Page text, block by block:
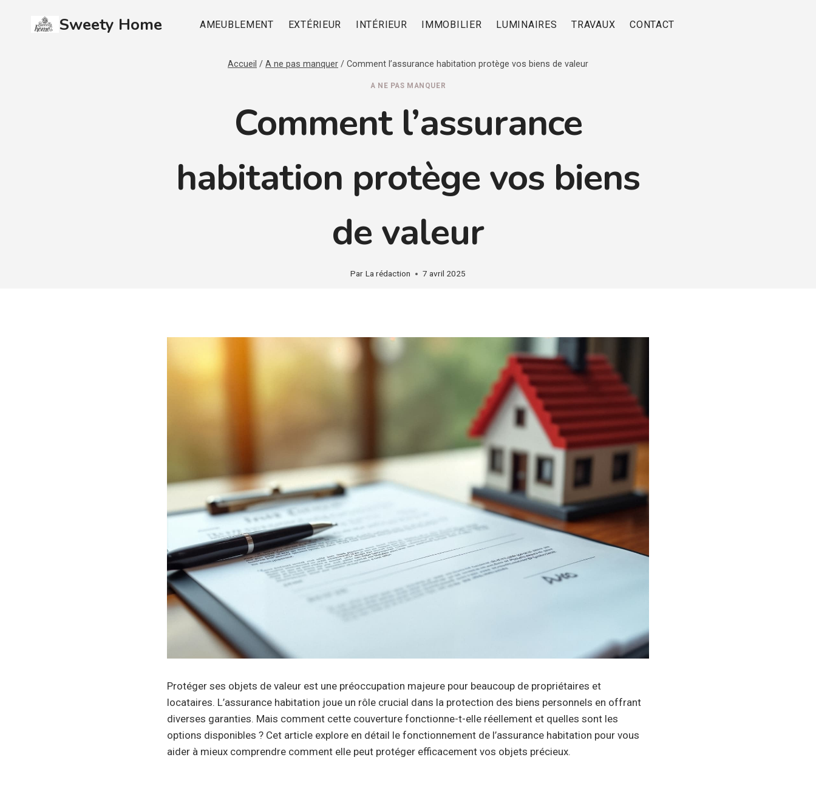
Sweety Home AMEUBLEMENT EXTÉRIEUR INTÉRIEUR IMMOBILIER LUMINAIRES TRAVAUX CONTACT
Accueil / A ne pas manquer / Comment l’assurance habitation protège vos biens de valeur
A NE PAS MANQUER
Comment l’assurance
habitation protège vos biens
de valeur
Par La rédaction 7 avril 2025
Protéger ses objets de valeur est une préoccupation majeure pour beaucoup de propriétaires et
locataires. L’assurance habitation joue un rôle crucial dans la protection des biens personnels en offrant
diverses garanties. Mais comment cette couverture fonctionne-t-elle réellement et quelles sont les
options disponibles ? Cet article explore en détail le fonctionnement de l’assurance habitation pour vous
aider à mieux comprendre comment elle peut protéger efficacement vos objets précieux.